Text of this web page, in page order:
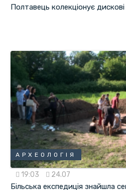
Полтавець колекціонує
АРХЕОЛОГІЯ
19:03 24.07
Більська експедиція знайшла